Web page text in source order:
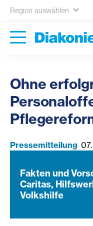
Region auswählen
Ohne
Pressemitteilung
Fakten und
Caritas,
Volkshilfe